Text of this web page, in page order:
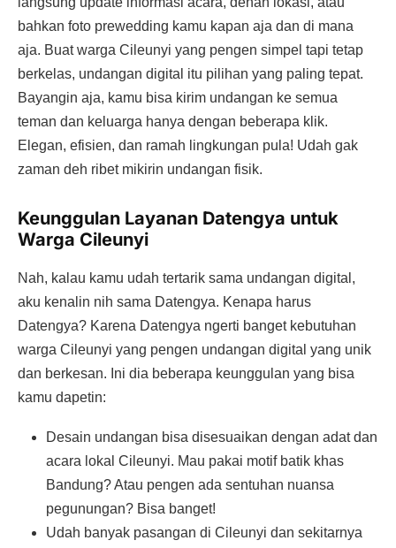
bahkan foto prewedding kamu kapan aja dan di mana
aja. Buat warga Cileunyi yang pengen simpel tapi tetap
berkelas, undangan digital itu pilihan yang paling tepat.
Bayangin aja, kamu bisa kirim undangan ke semua
teman dan keluarga hanya dengan beberapa klik.
Elegan, efisien, dan ramah lingkungan pula! Udah gak
zaman deh ribet mikirin undangan fisik.
Keunggulan Layanan Datengya untuk
Warga Cileunyi
Nah, kalau kamu udah tertarik sama undangan digital,
aku kenalin nih sama Datengya. Kenapa harus
Datengya? Karena Datengya ngerti banget kebutuhan
warga Cileunyi yang pengen undangan digital yang unik
dan berkesan. Ini dia beberapa keunggulan yang bisa
kamu dapetin:
Desain undangan bisa disesuaikan dengan adat dan
acara lokal Cileunyi. Mau pakai motif batik khas
Bandung? Atau pengen ada sentuhan nuansa
pegunungan? Bisa banget!
Udah banyak pasangan di Cileunyi dan sekitarnya